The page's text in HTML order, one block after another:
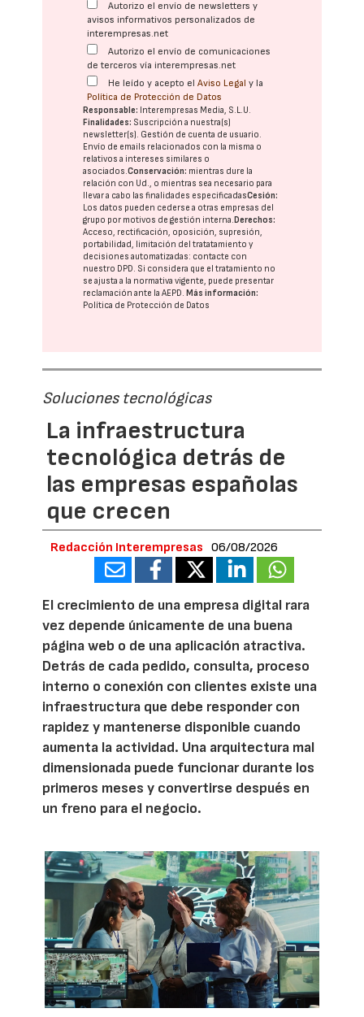
Autorizo el envío de newsletters y
avisos informativos personalizados de
interempresas.net
Autorizo el envío de comunicaciones
de terceros vía interempresas.net
He leído y acepto elAviso Legal y la
Política de Protección de Datos
Responsable: Interempresas Media, S.L.U.
Finalidades: Suscripción a nuestra(s)
newsletter(s). Gestión de cuenta de usuario.
Envío de emails relacionados con la misma o
relativos a intereses similares o
asociados.Conservación: mientras dure la
relación con Ud., o mientras sea necesario para
llevar a cabo las finalidades especificadasCesión:
Los datos pueden cederse a otras empresas del
grupo por motivos de gestión interna.Derechos:
Acceso, rectificación, oposición, supresión,
portabilidad, limitación del tratatamiento y
decisiones automatizadas: contacte con
nuestro DPD. Si considera que el tratamiento no
se ajusta a la normativa vigente, puede presentar
reclamación ante laAEPD.Más información:
Política de Protección de Datos
Soluciones tecnológicas
La infraestructura
tecnológica detrás de
las empresas españolas
que crecen
Redacción Interempresas 06/08/2026
El crecimiento de una empresa digital rara
vez depende únicamente de una buena
página web o de una aplicación atractiva.
Detrás de cada pedido, consulta, proceso
interno o conexión con clientes existe una
infraestructura que debe responder con
rapidez y mantenerse disponible cuando
aumenta la actividad. Una arquitectura mal
dimensionada puede funcionar durante los
primeros meses y convertirse después en
un freno para el negocio.